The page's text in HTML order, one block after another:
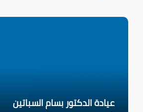
عيادة الدكتور بسام السباتين